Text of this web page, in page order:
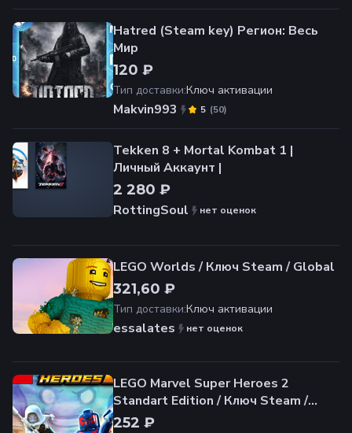
Hatred (Steam key) Регион: Весь
Мир
120 ₽
Тип доставки:Ключ активации
Makvin993 (50)
5
Tekken 8 + Mortal Kombat 1 |
Личный Аккаунт |
2 280 ₽
RottingSoul
нет оценок
LEGO Worlds / Ключ Steam / Global
321,60 ₽
Тип доставки:Ключ активации
essalates нет оценок
LEGO Marvel Super Heroes 2
Standart Edition / Ключ Steam /
Global
252 ₽